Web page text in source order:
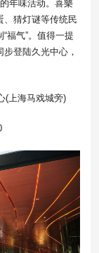
年味活动。喜樂
、猜灯谜等传统民
福气”。值得一提
登陆久光中心，
(上海马戏城旁)